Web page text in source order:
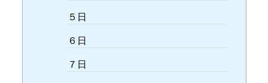
５日
６日
７日